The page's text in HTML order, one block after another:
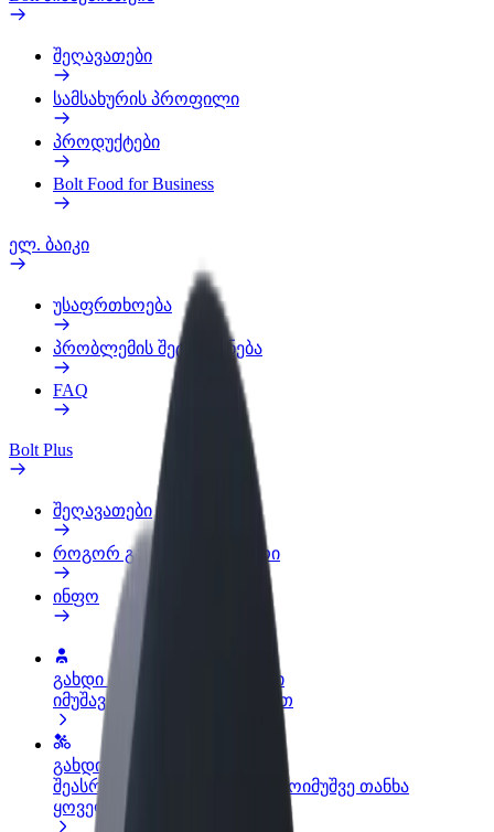
შეღავათები
სამსახურის პროფილი
პროდუქტები
Bolt Food for Business
ელ. ბაიკი
უსაფრთხოება
პრობლემის შეტყობინება
FAQ
Bolt Plus
შეღავათები
როგორ გავხდე გამომწერი
ინფო
გახდი პარტნიორი მძღოლი
იმუშავე საკუთარი გრაფიკით
გახდი კურიერი
შეასრულე შეკვეთები და გამოიმუშვე თანხა
ყოველკვირეულად